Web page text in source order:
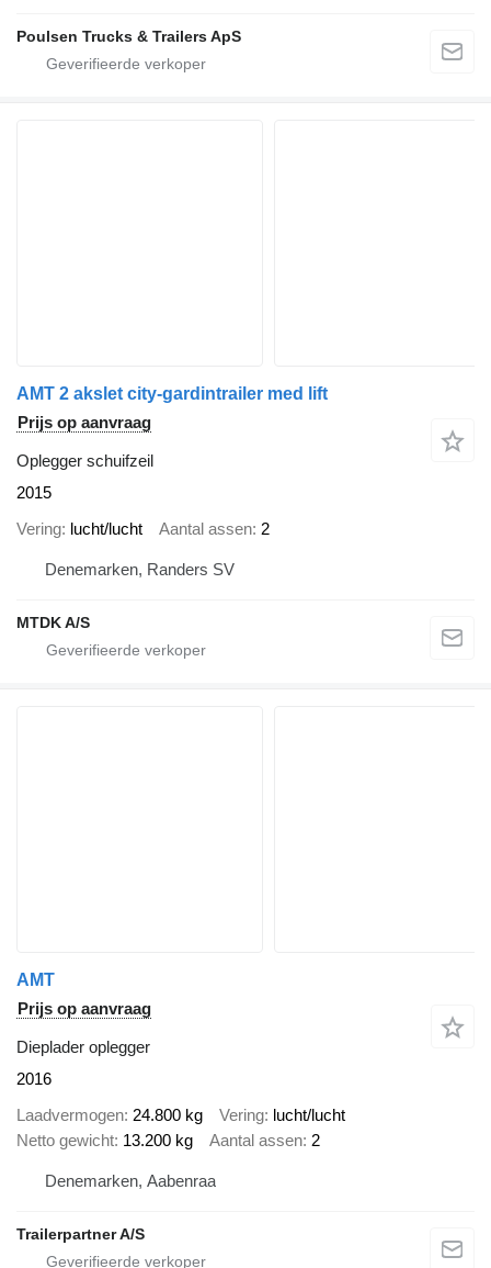
Poulsen Trucks & Trailers ApS
AMT 2 akslet city-gardintrailer med lift
Prijs op aanvraag
Oplegger schuifzeil
2015
Vering lucht/lucht Aantal assen 2
Denemarken, Randers SV
MTDK A/S
AMT
Prijs op aanvraag
Dieplader oplegger
2016
Laadvermogen 24.800 kg Vering lucht/lucht
Netto gewicht 13.200 kg Aantal assen 2
Denemarken, Aabenraa
Trailerpartner A/S